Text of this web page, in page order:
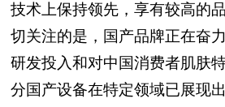
技术上保持领先，享有较高的
切关注的是，国产品牌正在奋
研发投入和对中国消费者肌肤
分国产设备在特定领域已展现